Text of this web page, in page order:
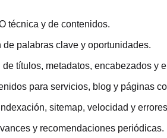
técnica y de contenidos.
de palabras clave y oportunidades.
títulos, metadatos, encabezados y
para servicios, blog y páginas
sitemap, velocidad y
y recomendaciones periódicas.